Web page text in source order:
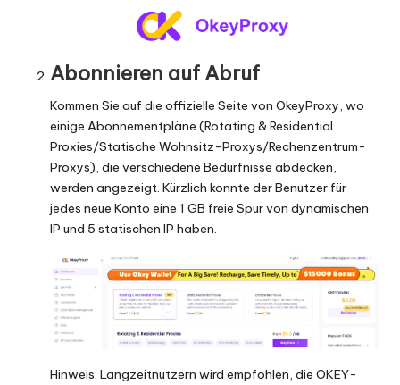
Abonnieren auf Abruf
Kommen Sie auf die offizielle Seite von OkeyProxy, wo
einige Abonnementpläne (Rotating & Residential
Proxies/Statische Wohnsitz-Proxys/Rechenzentrum-
Proxys), die verschiedene Bedürfnisse abdecken,
werden angezeigt. Kürzlich konnte der Benutzer für
jedes neue Konto eine 1 GB freie Spur von dynamischen
IP und 5 statischen IP haben.
Hinweis: Langzeitnutzern wird empfohlen, die OKEY-